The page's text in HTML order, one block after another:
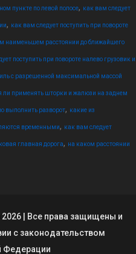
пункте по левой полосе, как вам следует
, как вам следует поступить при повороте
наименьшем расстоянии до ближайшего
поступить при повороте налево грузовик и
с разрешенной максимальной массой
ли применять шторки и жалюзи на заднем
выполнить разворот, какие из
временными, как вам следует
главная дорога, на каком расстоянии
| Все права защищены и
с законодательством
Федерации